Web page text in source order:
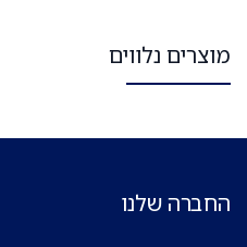
מוצרים נלווים
החברה שלנו